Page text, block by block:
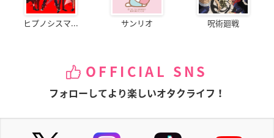
ヒプノシスマ... サンリオ 呪術廻戦
OFFICIAL SNS
フォローしてより楽しいオタクライフ！